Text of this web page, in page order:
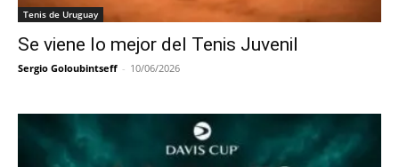
Tenis de Uruguay
Se viene lo mejor del Tenis Juvenil
Sergio Goloubintseff - 10/06/2026